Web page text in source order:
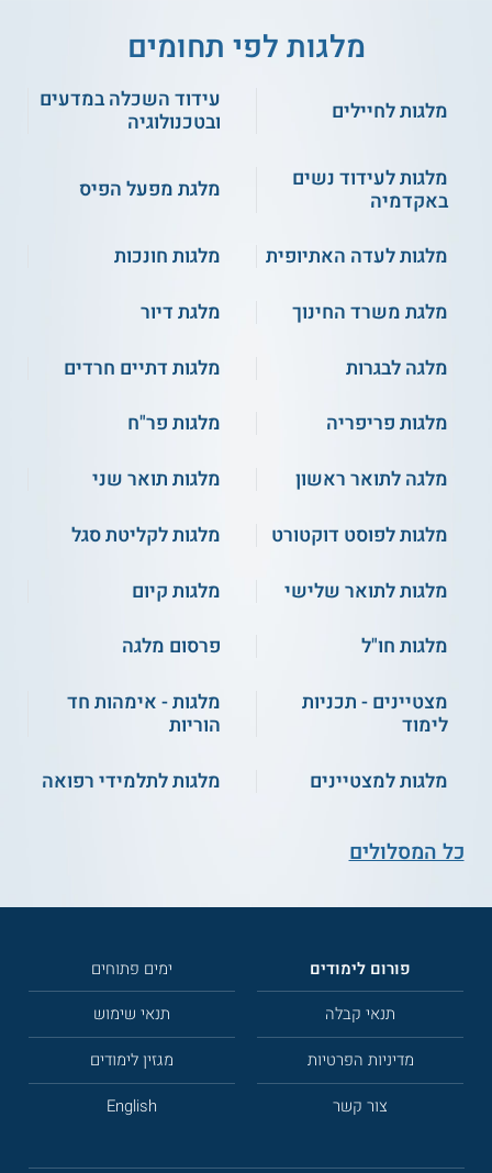
מלגות לפי תחומים
מלגות לחיילים
עידוד השכלה במדעים
ובטכנולוגיה
מלגות לעידוד נשים
באקדמיה
מלגת מפעל הפיס
מלגות לעדה האתיופית
מלגות חונכות
מלגת משרד החינוך
מלגת דיור
מלגה לבגרות
מלגות דתיים חרדים
מלגות פריפריה
מלגות פר"ח
מלגה לתואר ראשון
מלגות תואר שני
מלגות לפוסט דוקטורט
מלגות לקליטת סגל
מלגות לתואר שלישי
מלגות קיום
מלגות חו"ל
פרסום מלגה
מצטיינים - תכניות
לימוד
מלגות - אימהות חד
הוריות
מלגות למצטיינים
מלגות לתלמידי רפואה
כל המסלולים
פורום לימודים
ימים פתוחים
תנאי קבלה
תנאי שימוש
מדיניות הפרטיות
מגזין לימודים
צור קשר
English